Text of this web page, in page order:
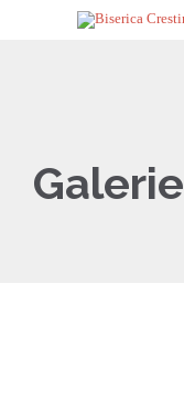
Galerie